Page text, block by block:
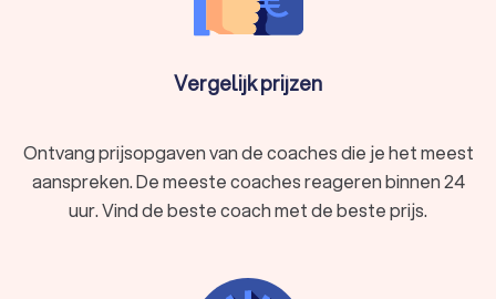
Vergelijk prijzen
Ontvang prijsopgaven van de coaches die je het meest
aanspreken. De meeste coaches reageren binnen 24
uur. Vind de beste coach met de beste prijs.